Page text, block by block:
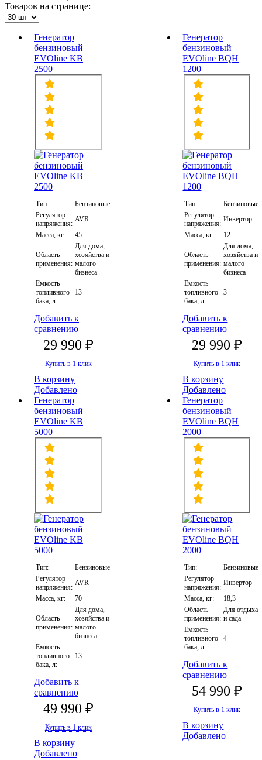
Товаров на странице:
Генератор
бензиновый
EVOline KB
2500
Тип:
Бензиновые
Регулятор
напряжения:
AVR
Масса, кг:
45
Область
применения:
Для дома,
хозяйства и
малого
бизнеса
Емкость
топливного
бака, л:
13
Добавить к
сравнению
29 990 ₽
Купить в 1 клик
В корзину
Добавлено
Генератор
бензиновый
EVOline BQH
1200
Тип:
Бензиновые
Регулятор
напряжения:
Инвертор
Масса, кг:
12
Область
применения:
Для дома,
хозяйства и
малого
бизнеса
Емкость
топливного
бака, л:
3
Добавить к
сравнению
29 990 ₽
Купить в 1 клик
В корзину
Добавлено
Генератор
бензиновый
EVOline KB
5000
Тип:
Бензиновые
Регулятор
напряжения:
AVR
Масса, кг:
70
Область
применения:
Для дома,
хозяйства и
малого
бизнеса
Емкость
топливного
бака, л:
13
Добавить к
сравнению
49 990 ₽
Купить в 1 клик
В корзину
Добавлено
Генератор
бензиновый
EVOline BQH
2000
Тип:
Бензиновые
Регулятор
напряжения:
Инвертор
Масса, кг:
18,3
Область
применения:
Для отдыха
и сада
Емкость
топливного
бака, л:
4
Добавить к
сравнению
54 990 ₽
Купить в 1 клик
В корзину
Добавлено